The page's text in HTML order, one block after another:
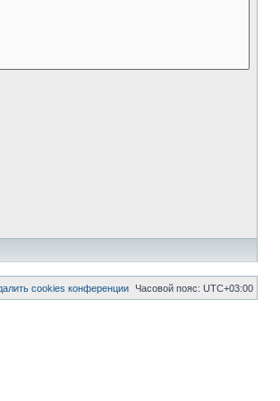
Часовой пояс: UTC+03:00
cookies конференции